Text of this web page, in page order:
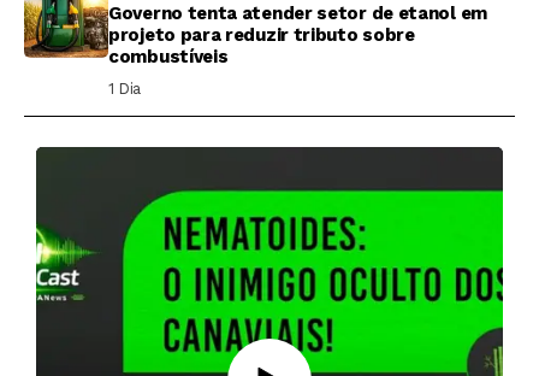
Governo tenta atender setor de etanol em
projeto para reduzir tributo sobre
combustíveis
1 Dia ⁮